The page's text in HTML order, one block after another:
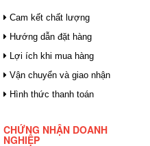
Cam kết chất lượng
Hướng dẫn đặt hàng
Lợi ích khi mua hàng
Vận chuyển và giao nhận
Hình thức thanh toán
CHỨNG NHẬN DOANH
NGHIỆP